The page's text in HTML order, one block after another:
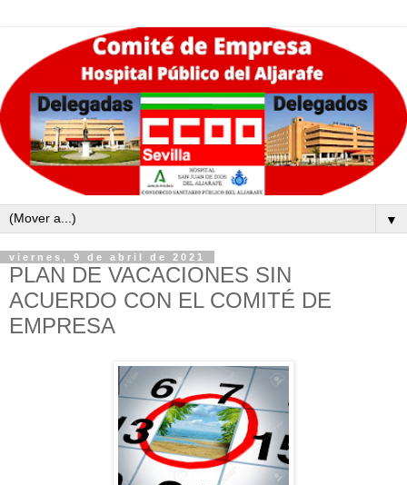
▼
viernes, 9 de abril de 2021
PLAN DE VACACIONES SIN
ACUERDO CON EL COMITÉ DE
EMPRESA